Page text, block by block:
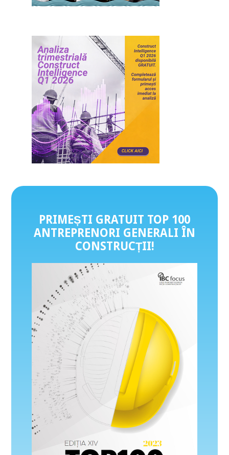
PRIMEȘTI GRATUIT TOP 100
ANTREPRENORI GENERALI ÎN
CONSTRUCȚII!